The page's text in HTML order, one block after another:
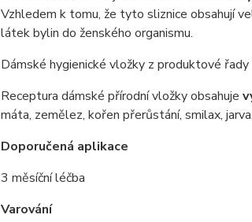
Vzhledem k tomu, že tyto sliznice obsahují
látek bylin do ženského organismu.
Dámské hygienické vložky z produktové řady
Receptura dámské přírodní vložky obsahuje
máta, zemělez, kořen přerůstání, smilax,
Doporučená aplikace
3 měsíční léčba
Varování